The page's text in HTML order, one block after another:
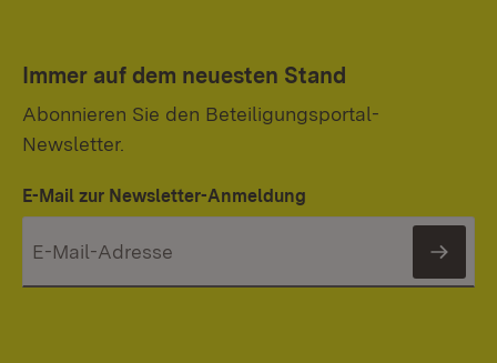
Immer auf dem neuesten Stand
Abonnieren Sie den Beteiligungsportal-
Newsletter.
E-Mail zur Newsletter-Anmeldung